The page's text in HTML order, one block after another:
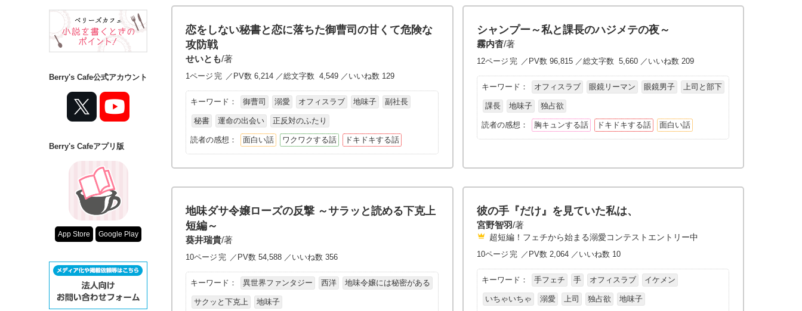
恋をしない秘書と恋に落ちた御曹司の甘くて危険な
攻防戦
せいとも/著
1ページ 完 ／PV数 6,214 ／総文字数 4,549 ／いいね数 129
キーワード： 御曹司 溺愛 オフィスラブ 地味子 副社長
秘書 運命の出会い 正反対のふたり
読者の感想： 面白い話 ワクワクする話 ドキドキする話
シャンプー～私と課長のハジメテの夜～
霧内杳/著
12ページ 完 ／PV数 96,815 ／総文字数 5,660 ／いいね数 209
キーワード： オフィスラブ 眼鏡リーマン 眼鏡男子 上司と部下
課長 地味子 独占欲
読者の感想： 胸キュンする話 ドキドキする話 面白い話
地味ダサ令嬢ローズの反撃 ～サラッと読める下克上
短編～
葵井瑞貴/著
10ページ 完 ／PV数 54,588 ／いいね数 356
キーワード： 異世界ファンタジー 西洋 地味令嬢には秘密がある
サクッと下克上 地味子
彼の手『だけ』を見ていた私は、
宮野智羽/著
超短編！フェチから始まる溺愛コンテストエントリー中
10ページ 完 ／PV数 2,064 ／いいね数 10
キーワード： 手フェチ 手 オフィスラブ イケメン
いちゃいちゃ 溺愛 上司 独占欲 地味子
Berry's Cafe公式アカウント
Berry's Cafeアプリ版
App Store Google Play